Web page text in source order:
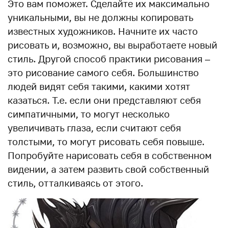
Это вам поможет. Сделайте их максимально
уникальными, вы не должны копировать
известных художников. Начните их часто
рисовать и, возможно, вы выработаете новый
стиль. Другой способ практики рисования –
это рисование самого себя. Большинство
людей видят себя такими, какими хотят
казаться. Т.е. если они представляют себя
симпатичными, то могут несколько
увеличивать глаза, если считают себя
толстыми, то могут рисовать себя повыше.
Попробуйте нарисовать себя в собственном
видении, а затем развить свой собственный
стиль, отталкиваясь от этого.